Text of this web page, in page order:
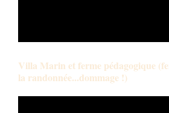
Villa Marin et ferme pédagogique
la randonnée...dommage !)